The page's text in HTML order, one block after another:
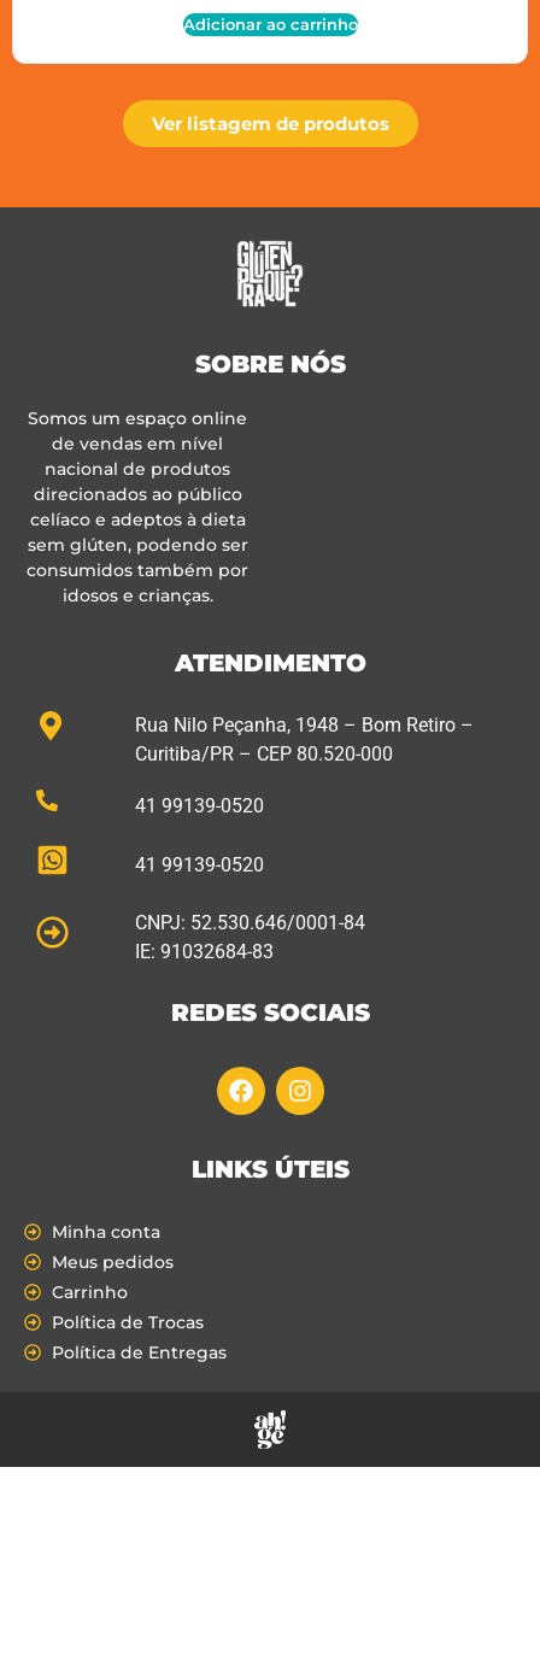
Adicionar ao carrinho
Ver listagem de produtos
SOBRE NÓS
Somos um espaço online
de vendas em nível
nacional de produtos
direcionados ao público
celíaco e adeptos à dieta
sem glúten, podendo ser
consumidos também por
idosos e crianças.
ATENDIMENTO
Rua Nilo Peçanha, 1948 – Bom Retiro –
Curitiba/PR – CEP 80.520-000
41 99139-0520
41 99139-0520
CNPJ: 52.530.646/0001-84
IE: 91032684-83
REDES SOCIAIS
LINKS ÚTEIS
Minha conta
Meus pedidos
Carrinho
Política de Trocas
Política de Entregas